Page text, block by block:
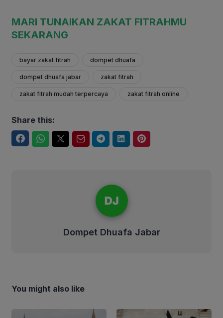
MARI TUNAIKAN ZAKAT FITRAHMU
SEKARANG
bayar zakat fitrah dompet dhuafa
dompet dhuafa jabar zakat fitrah
zakat fitrah mudah terpercaya zakat fitrah online
Share this:
Dompet Dhuafa Jabar
You might also like